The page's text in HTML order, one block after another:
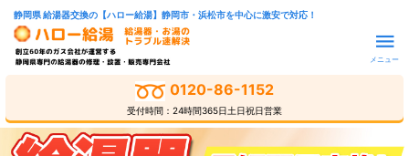
静岡県 給湯器交換の【ハロー給湯】静岡市・浜松市を中心に激安で対応！
メニュー
0120-86-1152
受付時間：24時間365日土日祝日営業